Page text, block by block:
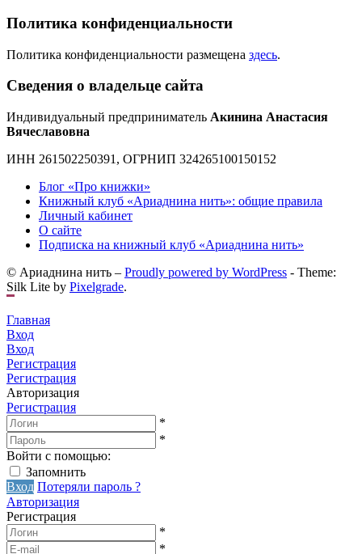
Политика конфиденциальности
Политика конфиденциальности размещена здесь.
Сведения о владельце сайта
Индивидуальный предприниматель Акинина Анастасия
Вячеславовна
ИНН 261502250391, ОГРНИП 324265100150152
Блог «Про книжки»
Книжный клуб «Ариаднина нить»: общие правила
Личный кабинет
О сайте
Подписка на книжный клуб «Ариаднина нить»
© Ариаднина нить – Proudly powered by WordPress - Theme:
Silk Lite by Pixelgrade.
Главная
Вход
Вход
Регистрация
Регистрация
Авторизация
Регистрация
*
*
Войти с помощью:
Запомнить
Вход Потеряли пароль ?
Авторизация
Регистрация
*
*